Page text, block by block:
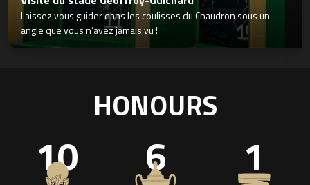
Laissez vous guider dans les coulisses du Chaudron sous un
angle que vous n’avez jamais vu !
HONOURS
10 6 1